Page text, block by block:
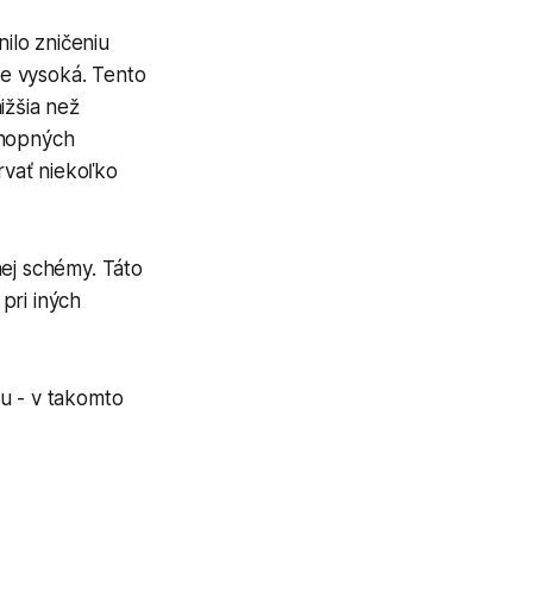
zničeniu
vysoká. Tento
než
niekoľko
schémy. Táto
iných
- v takomto